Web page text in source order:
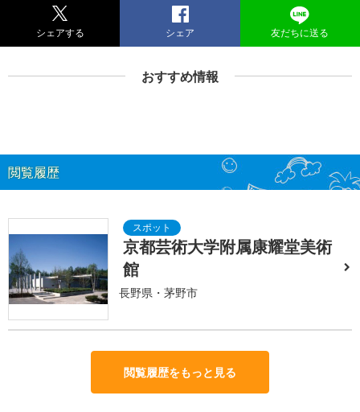
シェアする シェア 友だちに送る
おすすめ情報
閲覧履歴
京都芸術大学附属康耀堂美術
館
長野県・茅野市
閲覧履歴をもっと見る